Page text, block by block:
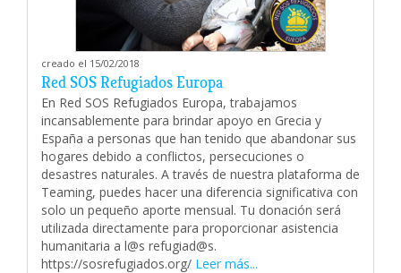
creado el 15/02/2018
Red SOS Refugiados Europa
En Red SOS Refugiados Europa, trabajamos
incansablemente para brindar apoyo en Grecia y
España a personas que han tenido que abandonar sus
hogares debido a conflictos, persecuciones o
desastres naturales. A través de nuestra plataforma de
Teaming, puedes hacer una diferencia significativa con
solo un pequeño aporte mensual. Tu donación será
utilizada directamente para proporcionar asistencia
humanitaria a l@s refugiad@s.
https://sosrefugiados.org/ Leer más...